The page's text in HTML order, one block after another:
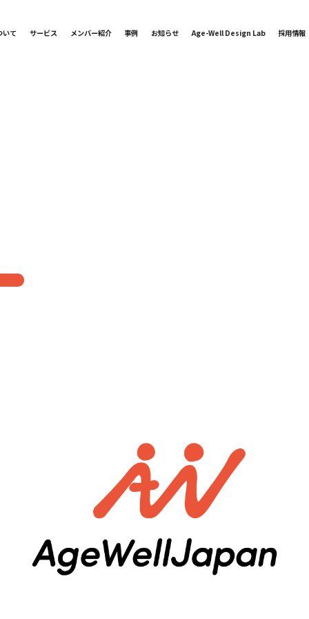
いて サービス メンバー紹介 事例 お知らせ Age-Well Design Lab 採用情報